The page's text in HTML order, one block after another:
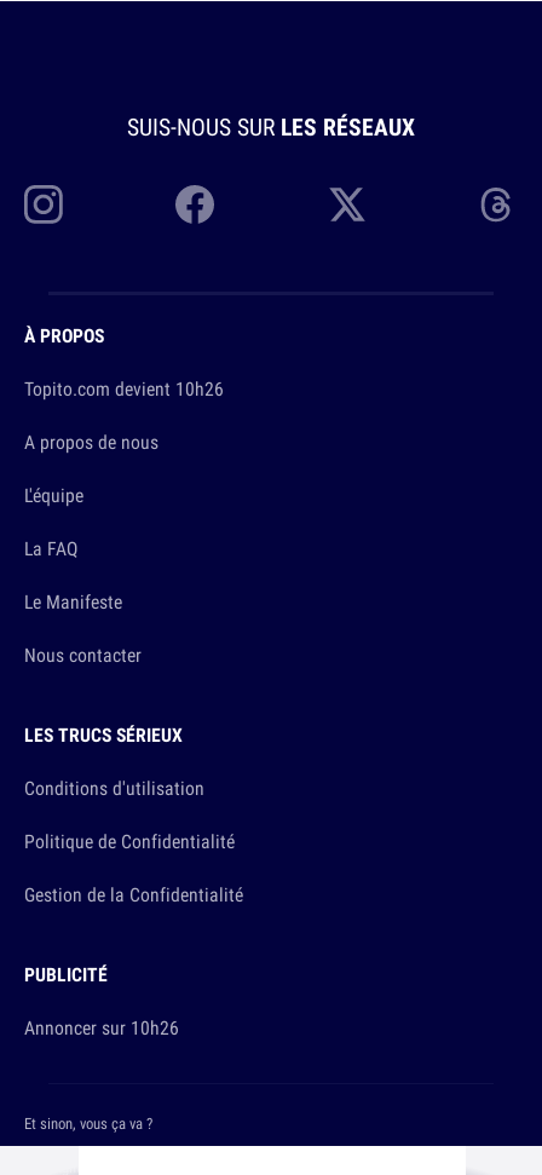
SUIS-NOUS SUR LES RÉSEAUX
À PROPOS
Topito.com devient 10h26
A propos de nous
L'équipe
La FAQ
Le Manifeste
Nous contacter
LES TRUCS SÉRIEUX
Conditions d'utilisation
Politique de Confidentialité
Gestion de la Confidentialité
PUBLICITÉ
Annoncer sur 10h26
Et sinon, vous ça va ?